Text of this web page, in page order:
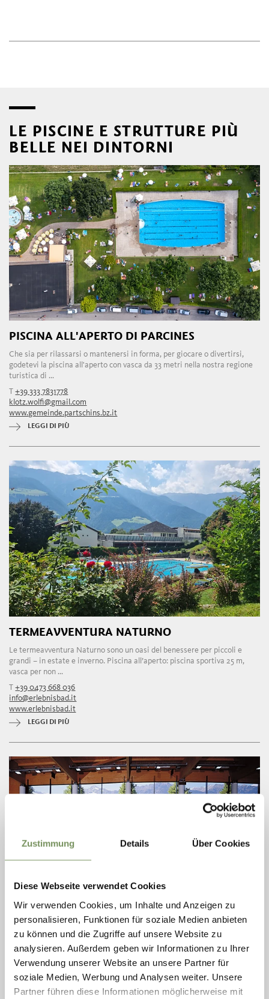
Zustimmung Details Über Cookies
Diese Webseite verwendet Cookies
Wir verwenden Cookies, um Inhalte und Anzeigen zu
personalisieren, Funktionen für soziale Medien anbieten
zu können und die Zugriffe auf unsere Website zu
analysieren. Außerdem geben wir Informationen zu Ihrer
Verwendung unserer Website an unsere Partner für
soziale Medien, Werbung und Analysen weiter. Unsere
Partner führen diese Informationen möglicherweise mit
LE PISCINE E STRUTTURE PIÙ
BELLE NEI DINTORNI
PISCINA ALL'APERTO DI PARCINES
Che sia per rilassarsi o mantenersi in forma, per giocare o divertirsi,
godetevi la piscina all'aperto con vasca da 33 metri nella nostra regione
turistica di ...
T+39 333 7831778
klotz.wolfi@gmail.com
www.gemeinde.partschins.bz.it
LEGGI DI PIÙ
TERMEAVVENTURA NATURNO
Le termeavventura Naturno sono un oasi del benessere per piccoli e
grandi – in estate e inverno. Piscina all’aperto: piscina sportiva 25 m,
vasca per non ...
T+39 0473 668 036
info@erlebnisbad.it
www.erlebnisbad.it
LEGGI DI PIÙ
PISCINA COPERTA MERANO
La piscina coperta di Merano si trova all'interno del complesso sportivo
sportive, ...
T+39 0473 236 982
info@meranarena.it